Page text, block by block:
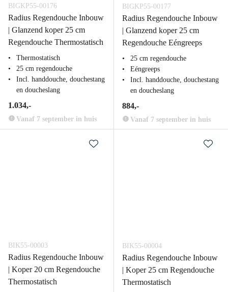
BIGKP55-00176
Radius Regendouche Inbouw
| Glanzend koper 25 cm
Regendouche Thermostatisch
Thermostatisch
25 cm regendouche
Incl. handdouche, douchestang
en doucheslang
1.034,-
Vanaf 7 september in huis
BIGKP55-00177
Radius Regendouche Inbouw
| Glanzend koper 25 cm
Regendouche Eéngreeps
25 cm regendouche
Eéngreeps
Incl. handdouche, douchestang
en doucheslang
884,-
Vanaf 7 september in huis
BIK55-00003
Radius Regendouche Inbouw
| Koper 20 cm Regendouche
Thermostatisch
BIK55-00004
Radius Regendouche Inbouw
| Koper 25 cm Regendouche
Thermostatisch